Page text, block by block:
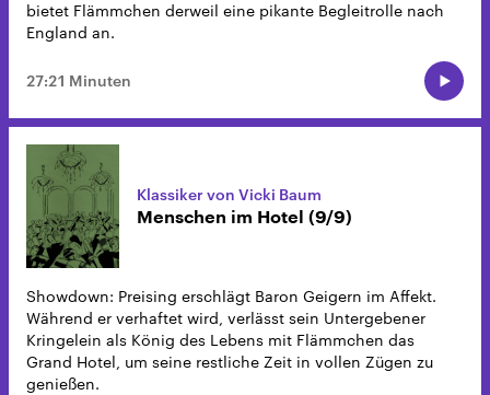
bietet Flämmchen derweil eine pikante Begleitrolle nach
England an.
27:21 Minuten
Klassiker von Vicki Baum
Menschen im Hotel (9/9)
Showdown: Preising erschlägt Baron Geigern im Affekt.
Während er verhaftet wird, verlässt sein Untergebener
Kringelein als König des Lebens mit Flämmchen das
Grand Hotel, um seine restliche Zeit in vollen Zügen zu
genießen.